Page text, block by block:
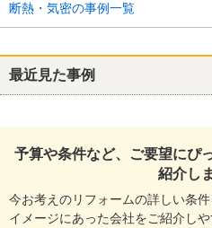
断熱・気密の事例一覧
最近見た事例
予算や条件など、ご要望にぴ
紹介し
今お考えのリフォームの詳しい条件
イメージにあった会社をご紹介しや